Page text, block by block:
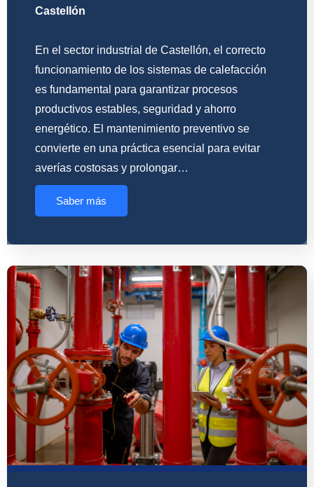
Castellón
En el sector industrial de Castellón, el correcto
funcionamiento de los sistemas de calefacción
es fundamental para garantizar procesos
productivos estables, seguridad y ahorro
energético. El mantenimiento preventivo se
convierte en una práctica esencial para evitar
averías costosas y prolongar…
Saber más